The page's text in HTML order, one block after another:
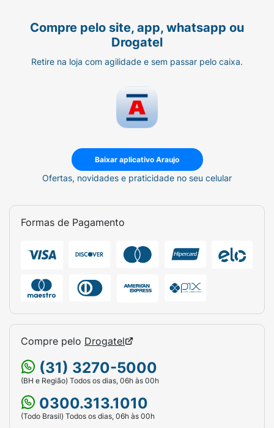
Compre pelo site, app, whatsapp ou
Drogatel
Retire na loja com agilidade e sem passar pelo caixa.
Baixar aplicativo Araujo
Ofertas, novidades e praticidade no seu celular
Formas de Pagamento
Compre pelo Drogatel
(31) 3270-5000
(BH e Região) Todos os dias, 06h às 00h
0300.313.1010
(Todo Brasil) Todos os dias, 06h às 00h